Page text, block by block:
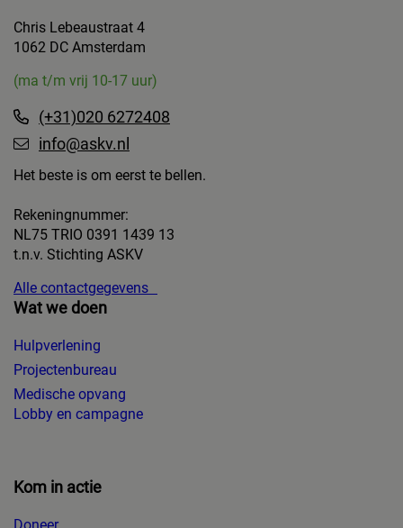
Chris Lebeaustraat 4
1062 DC Amsterdam
(ma t/m vrij 10-17 uur)
(+31)020 6272408
info@askv.nl
Het beste is om eerst te bellen.
Rekeningnummer:
NL75 TRIO 0391 1439 13
t.n.v. Stichting ASKV
Alle contactgegevens
Wat we doen
Hulpverlening
Projectenbureau
Medische opvang
Lobby en campagne
Kom in actie
Doneer